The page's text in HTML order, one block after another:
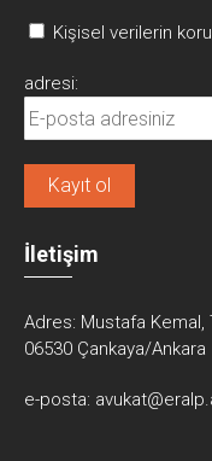
Kişisel verilerin
adresi:
İletişim
Adres: Mustafa Kemal,
06530 Çankaya/Ankara
e-posta: